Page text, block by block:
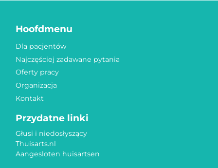
Hoofdmenu
Dla pacjentów
Najczęściej zadawane pytania
Oferty pracy
Organizacja
Kontakt
Przydatne linki
Głusi i niedosłyszący
Thuisarts.nl
Aangesloten huisartsen